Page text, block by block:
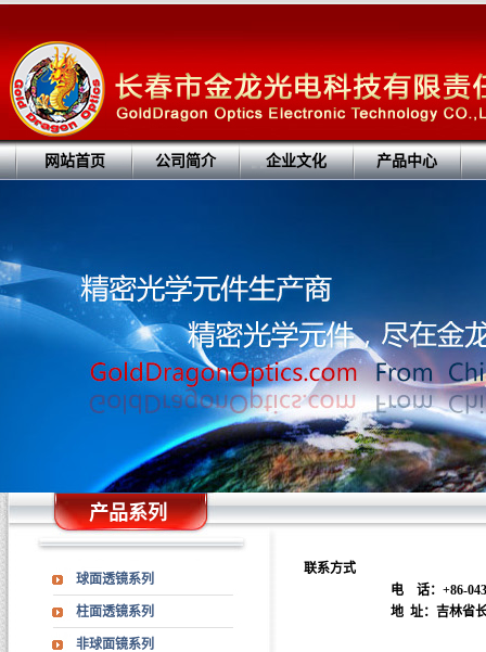
网站首页 公司简介 企业文化 产品中心
产品系列
球面透镜系列
柱面透镜系列
非球面镜系列
联系方式
电 话：+86-
地 址：吉林省